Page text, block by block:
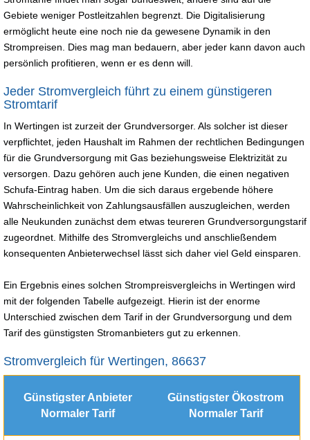
Gebiete weniger Postleitzahlen begrenzt. Die Digitalisierung
ermöglicht heute eine noch nie da gewesene Dynamik in den
Strompreisen. Dies mag man bedauern, aber jeder kann davon auch
persönlich profitieren, wenn er es denn will.
Jeder Stromvergleich führt zu einem günstigeren
Stromtarif
In Wertingen ist zurzeit der Grundversorger. Als solcher ist dieser
verpflichtet, jeden Haushalt im Rahmen der rechtlichen Bedingungen
für die Grundversorgung mit Gas beziehungsweise Elektrizität zu
versorgen. Dazu gehören auch jene Kunden, die einen negativen
Schufa-Eintrag haben. Um die sich daraus ergebende höhere
Wahrscheinlichkeit von Zahlungsausfällen auszugleichen, werden
alle Neukunden zunächst dem etwas teureren Grundversorgungstarif
zugeordnet. Mithilfe des Stromvergleichs und anschließendem
konsequenten Anbieterwechsel lässt sich daher viel Geld einsparen.
Ein Ergebnis eines solchen Strompreisvergleichs in Wertingen wird
mit der folgenden Tabelle aufgezeigt. Hierin ist der enorme
Unterschied zwischen dem Tarif in der Grundversorgung und dem
Tarif des günstigsten Stromanbieters gut zu erkennen.
Stromvergleich für Wertingen, 86637
Günstigster Anbieter
Normaler Tarif
Günstigster Ökostrom
Normaler Tarif